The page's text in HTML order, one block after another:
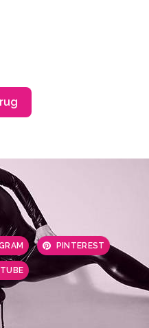
PINTEREST